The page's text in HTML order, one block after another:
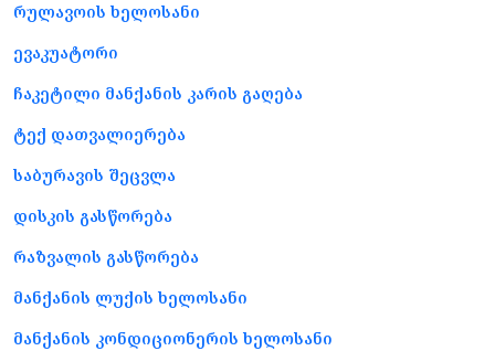
რულავოის ხელოსანი
ევაკუატორი
ჩაკეტილი მანქანის კარის გაღება
ტექ დათვალიერება
საბურავის შეცვლა
დისკის გასწორება
რაზვალის გასწორება
მანქანის ლუქის ხელოსანი
მანქანის კონდიციონერის ხელოსანი